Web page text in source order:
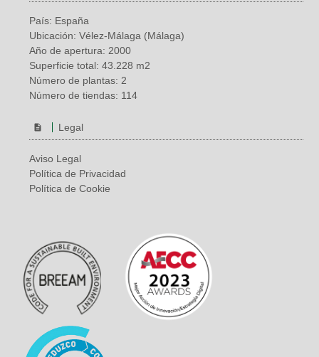
País: España
Ubicación: Vélez-Málaga (Málaga)
Año de apertura: 2000
Superficie total: 43.228 m2
Número de plantas: 2
Número de tiendas: 114
Legal
Aviso Legal
Política de Privacidad
Política de Cookie